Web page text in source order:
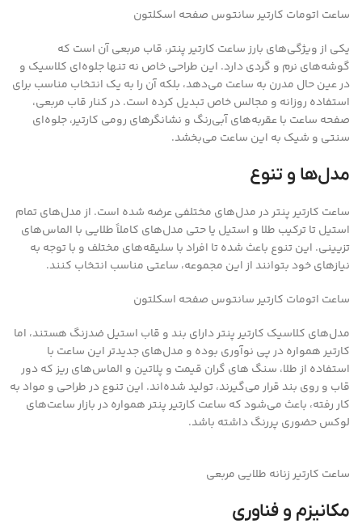
ساعت اتومات کارتیر سانتوس صفحه اسکلتون
یکی از ویژگی‌های بارز ساعت کارتیر پنتر، قاب مربعی آن است که
گوشه‌های نرم و گردی دارد. این طراحی خاص نه تنها جلوه‌ای کلاسیک و
در عین حال مدرن به ساعت می‌دهد، بلکه آن را به یک انتخاب مناسب برای
استفاده روزانه و مجالس خاص تبدیل کرده است. در کنار قاب مربعی،
صفحه ساعت با عقربه‌های آبی‌رنگ و نشانگرهای رومی کارتیر، جلوه‌ای
سنتی و شیک به این ساعت می‌بخشد.
مدل‌ها و تنوع
ساعت کارتیر پنتر در مدل‌های مختلفی عرضه شده است. از مدل‌های تمام
استیل تا ترکیب طلا و استیل یا حتی مدل‌های کاملاً طلایی با الماس‌های
تزیینی. این تنوع باعث شده تا افراد با سلیقه‌های مختلف و با توجه به
نیازهای خود بتوانند از این مجموعه، ساعتی مناسب انتخاب کنند.
ساعت اتومات کارتیر سانتوس صفحه اسکلتون
مدل‌های کلاسیک کارتیر پنتر دارای بند و قاب استیل ضدزنگ هستند، اما
کارتیر همواره در پی نوآوری بوده و مدل‌های جدیدتر این ساعت با
استفاده از طلا، سنگ های گران قیمت و پلاتین و الماس‌های ریز که دور
قاب و روی بند قرار می‌گیرند، تولید شده‌اند. این تنوع در طراحی و مواد به
کار رفته، باعث می‌شود که ساعت کارتیر پنتر همواره در بازار ساعت‌های
لوکس حضوری پررنگ داشته باشد.
ساعت کارتیر زنانه طلایی مربعی
مکانیزم و فناوری